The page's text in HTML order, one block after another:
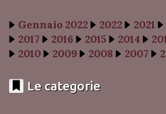
Gennaio 2022 2022 2021
2017
2016 2015 2014
2010
2009 2008 2007
Le categorie